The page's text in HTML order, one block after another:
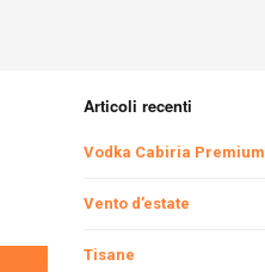
Ristoranti Verona
Ristoranti Vicenza
Ristoranti Padova
Ristoranti Pordenone
Ristoranti Udine
Articoli recenti
Vodka Cabiria Premium
Vento d’estate
Tisane